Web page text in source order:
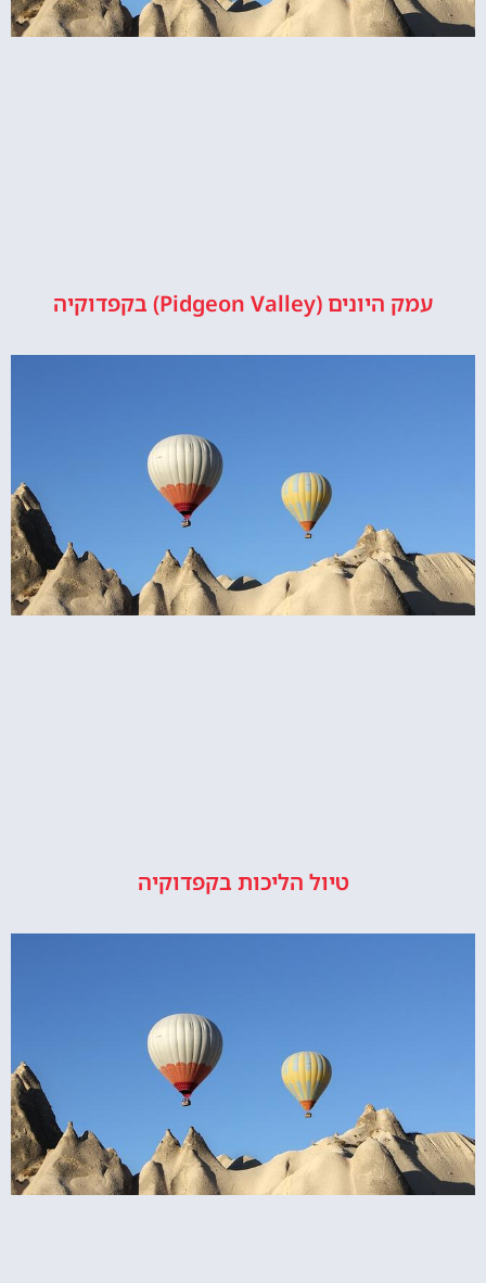
עמק היונים (Pidgeon Valley) בקפדוקיה
טיול הליכות בקפדוקיה